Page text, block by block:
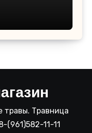
травы. Травница
(961)582-11-11